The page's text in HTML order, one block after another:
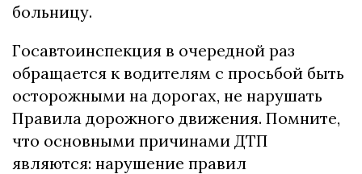
больницу.
Госавтоинспекция в очередной раз
обращается к водителям с просьбой быть
осторожными на дорогах, не нарушать
Правила дорожного движения. Помните,
что основными причинами ДТП
являются: нарушение правил